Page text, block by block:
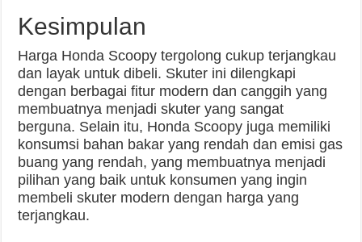
Kesimpulan
Harga Honda Scoopy tergolong cukup terjangkau
dan layak untuk dibeli. Skuter ini dilengkapi
dengan berbagai fitur modern dan canggih yang
membuatnya menjadi skuter yang sangat
berguna. Selain itu, Honda Scoopy juga memiliki
konsumsi bahan bakar yang rendah dan emisi gas
buang yang rendah, yang membuatnya menjadi
pilihan yang baik untuk konsumen yang ingin
membeli skuter modern dengan harga yang
terjangkau.